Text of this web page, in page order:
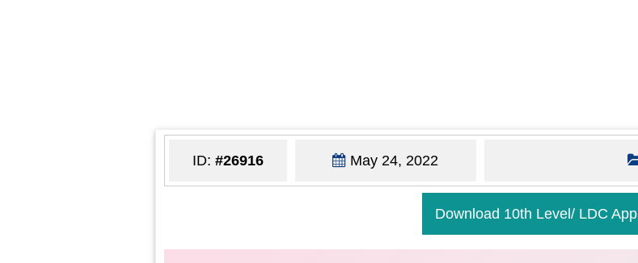
ID: #26916 May 24, 2022
Download 10th Level/ LDC App